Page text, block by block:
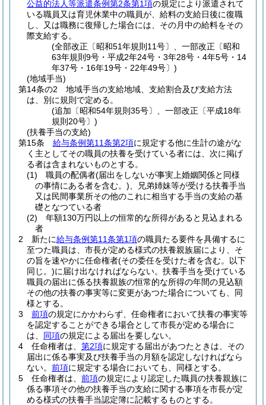
公益的法人等派遣条例第2条第1項の規定により派遣されて
いる職員又は育児休業中の職員が、給料の支給日後に復職
し、又は職務に復帰した場合には、その月中の給料をその
際支給する。
(全部改正〔昭和51年規則11号〕、一部改正〔昭和
63年規則9号・平成2年24号・3年28号・4年5号・14
年37号・16年19号・22年49号〕)
(地域手当)
第14条の2
地域手当の支給地域、支給割合及び支給方法
は、別に規則で定める。
(追加〔昭和54年規則35号〕、一部改正〔平成18年
規則20号〕)
(扶養手当の支給)
第15条
給与条例第11条第2項に規定する他に生計の途がな
く主としてその職員の扶養を受けている者には、次に掲げ
る者は含まれないものとする。
(1)
職員の配偶者(届出をしないが事実上婚姻関係と同様
の事情にある者を含む。) 、兄弟姉妹等が受ける扶養手当
又は民間事業所その他のこれに相当する手当の支給の基
礎となつている者
(2)
年額130万円以上の恒常的な所得があると見込まれる
者
2
新たに給与条例第11条第1項の職員たる要件を具備するに
至つた職員は、市長が定める様式の扶養親族届により、そ
の旨を速やかに任命権者(その委任を受けた者を含む。以下
同じ。)に届け出なければならない。 扶養手当を受けている
職員の届出に係る扶養親族の恒常的な所得の年間の見込額
その他の扶養の事実等に変更があつた場合についても、同
様とする。
3
前項の規定にかかわらず、任命権者において扶養の事実等
を認定することができる場合として市長が定める場合に
は、 同項の規定による届出を要しない。
4
任命権者は、 第2項に規定する届出があつたときは、その
届出に係る事実及び扶養手当の月額を認定しなければなら
ない。 前項に規定する場合においても、同様とする。
5
任命権者は、 前項の規定により認定した職員の扶養親族に
係る事項その他の扶養手当の支給に関する事項を市長が定
める様式の扶養手当認定簿に記載するものとする。